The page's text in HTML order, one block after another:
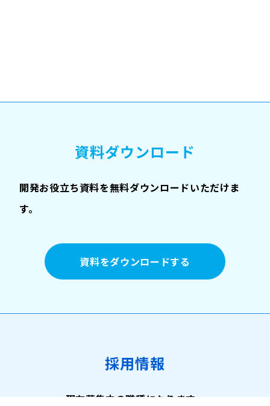
資料ダウンロード
開発お役立ち資料を無料ダウンロードいただけま
す。
資料をダウンロードする
採用情報
現在募集中の職種になります。